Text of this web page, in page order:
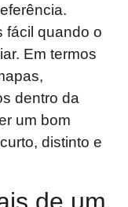
fácil quando o
Em termos
dentro da
um bom
distinto e